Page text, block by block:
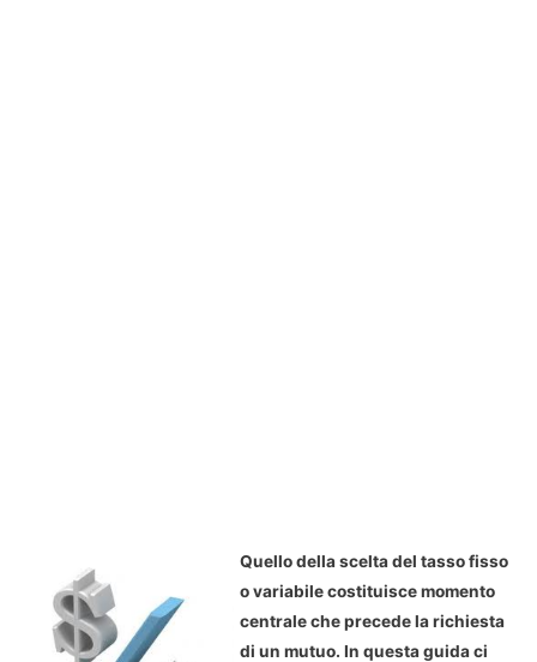
Quello della scelta del tasso fisso
o variabile costituisce momento
centrale che precede la richiesta
di un mutuo. In questa guida ci